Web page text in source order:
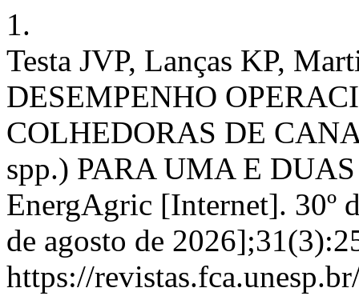
1.
Testa JVP, Lanças KP,
DESEMPENHO
COLHEDORAS DE
spp.) PARA UMA E
EnergAgric [Internet]. 30º
de agosto de
https://